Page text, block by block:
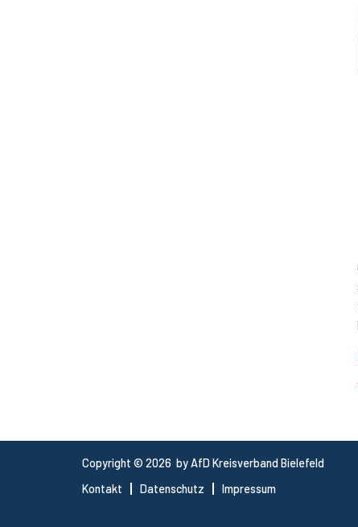
Copyright © 2026 by AfD Kreisverband Bielefeld
Kontakt
Datenschutz Impressum